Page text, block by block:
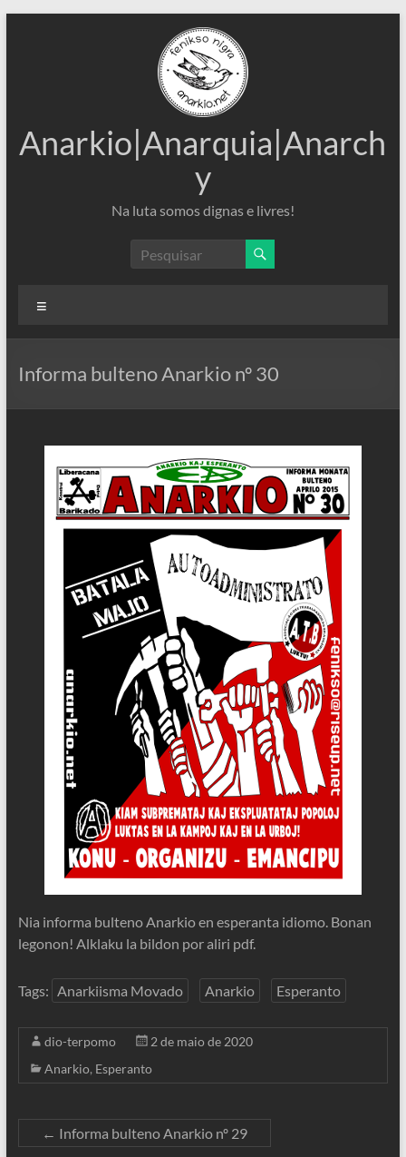
Anarkio|Anarquia|Anarch
y
Na luta somos dignas e livres!
Informa bulteno Anarkio nº 30
Nia informa bulteno Anarkio en esperanta idiomo. Bonan
legonon! Alklaku la bildon por aliri pdf.
Tags: Anarkiisma Movado Anarkio Esperanto
dio-terpomo
2 de maio de 2020
Anarkio, Esperanto
← Informa bulteno Anarkio nº 29